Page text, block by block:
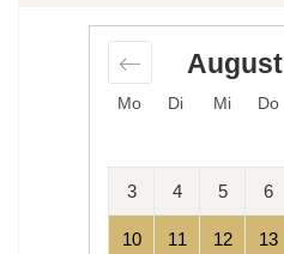
Mo Di Mi Do
August
3 4 5 6
10 11 12 13